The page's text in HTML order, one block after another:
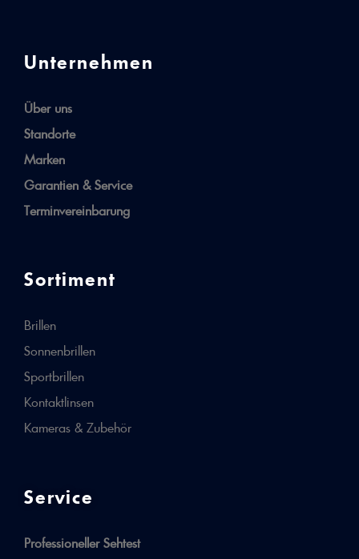
Unternehmen
Über uns
Standorte
Marken
Garantien & Service
Terminvereinbarung
Sortiment
Brillen
Sonnenbrillen
Sportbrillen
Kontaktlinsen
Kameras & Zubehör
Service
Professioneller Sehtest